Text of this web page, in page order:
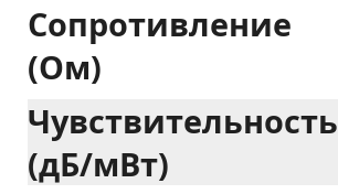
Сопротивление
(Ом)
Чувствительность
(дБ/мВт)